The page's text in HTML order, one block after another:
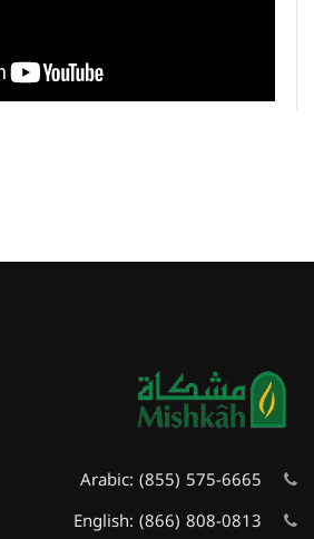
Arabic: (855) 575-6665
English: (866) 808-0813